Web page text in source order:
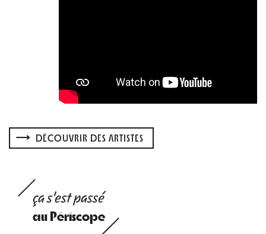
DÉCOUVRIR DES ARTISTES
ça s'est passé
au Périscope